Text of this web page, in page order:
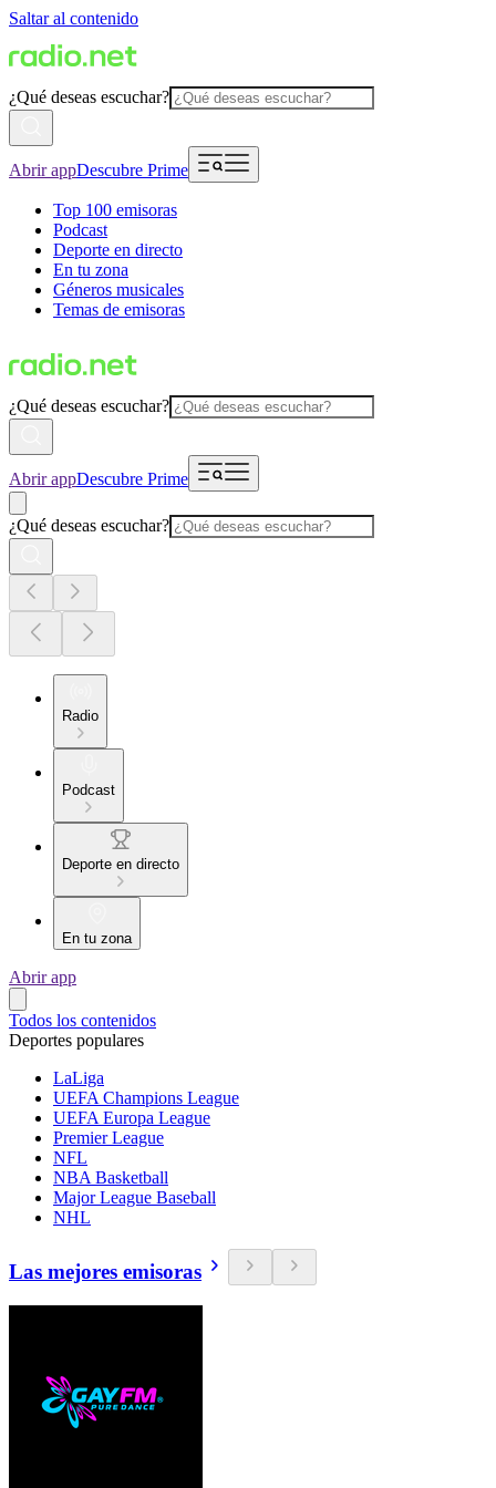
Saltar al contenido
¿Qué deseas escuchar?
Abrir appDescubre Prime
Top 100 emisoras
Podcast
Deporte en directo
En tu zona
Géneros musicales
Temas de emisoras
¿Qué deseas escuchar?
Abrir appDescubre Prime
¿Qué deseas escuchar?
Radio
Podcast
Deporte en directo
En tu zona
Abrir app
Todos los contenidos
Deportes populares
LaLiga
UEFA Champions League
UEFA Europa League
Premier League
NFL
NBA Basketball
Major League Baseball
NHL
Las mejores emisoras